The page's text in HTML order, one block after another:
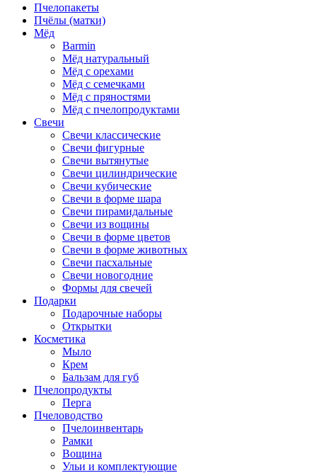
Пчелопакеты
Пчёлы (матки)
Мёд
Barmin
Мёд натуральный
Мёд с орехами
Мёд с семечками
Мёд с пряностями
Мёд с пчелопродуктами
Свечи
Свечи классические
Свечи фигурные
Свечи вытянутые
Свечи цилиндрические
Свечи кубические
Свечи в форме шара
Свечи пирамидальные
Свечи из вощины
Свечи в форме цветов
Свечи в форме животных
Свечи пасхальные
Свечи новогодние
Формы для свечей
Подарки
Подарочные наборы
Открытки
Косметика
Мыло
Крем
Бальзам для губ
Пчелопродукты
Перга
Пчеловодство
Пчелоинвентарь
Рамки
Вощина
Ульи и комплектующие